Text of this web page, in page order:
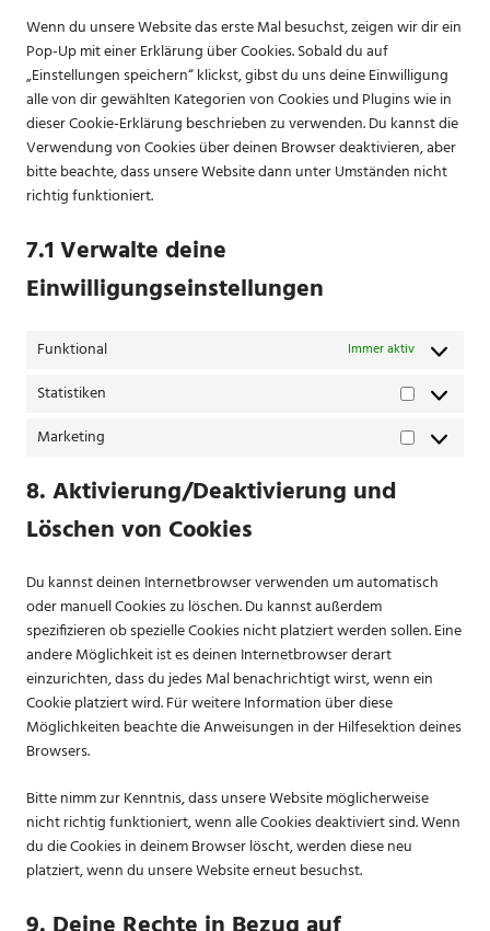
Wenn du unsere Website das erste Mal besuchst, zeigen wir dir ein
Pop-Up mit einer Erklärung über Cookies. Sobald du auf
„Einstellungen speichern“ klickst, gibst du uns deine Einwilligung
alle von dir gewählten Kategorien von Cookies und Plugins wie in
dieser Cookie-Erklärung beschrieben zu verwenden. Du kannst die
Verwendung von Cookies über deinen Browser deaktivieren, aber
bitte beachte, dass unsere Website dann unter Umständen nicht
richtig funktioniert.
7.1 Verwalte deine
Einwilligungseinstellungen
Funktional Immer aktiv
Statistiken
Statistiken
Marketing
Marketing
8. Aktivierung/Deaktivierung und
Löschen von Cookies
Du kannst deinen Internetbrowser verwenden um automatisch
oder manuell Cookies zu löschen. Du kannst außerdem
spezifizieren ob spezielle Cookies nicht platziert werden sollen. Eine
andere Möglichkeit ist es deinen Internetbrowser derart
einzurichten, dass du jedes Mal benachrichtigt wirst, wenn ein
Cookie platziert wird. Für weitere Information über diese
Möglichkeiten beachte die Anweisungen in der Hilfesektion deines
Browsers.
Bitte nimm zur Kenntnis, dass unsere Website möglicherweise
nicht richtig funktioniert, wenn alle Cookies deaktiviert sind. Wenn
du die Cookies in deinem Browser löscht, werden diese neu
platziert, wenn du unsere Website erneut besuchst.